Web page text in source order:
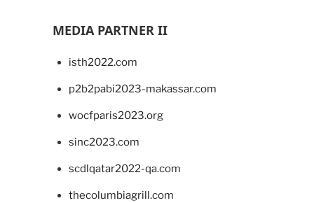
MEDIA PARTNER II
isth2022.com
p2b2pabi2023-makassar.com
wocfparis2023.org
sinc2023.com
scdlqatar2022-qa.com
thecolumbiagrill.com